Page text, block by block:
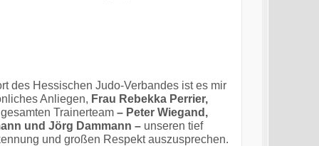
des Hessischen Judo-Verbandes ist es mir
Anliegen, Frau Rebekka Perrier,
Trainerteam– Peter Wiegand,
und Jörg Dammann –unseren tief
und großen Respekt auszusprechen.